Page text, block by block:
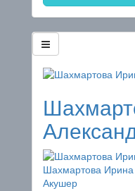
Шахмартова
Акушер